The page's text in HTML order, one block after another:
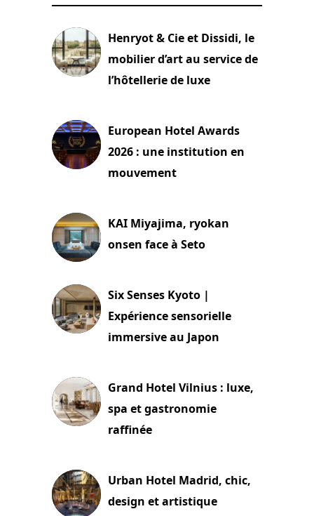
Henryot & Cie et Dissidi, le
mobilier d’art au service de
l’hôtellerie de luxe
European Hotel Awards
2026 : une institution en
mouvement
KAI Miyajima, ryokan
onsen face à Seto
Six Senses Kyoto |
Expérience sensorielle
immersive au Japon
Grand Hotel Vilnius : luxe,
spa et gastronomie
raffinée
Urban Hotel Madrid, chic,
design et artistique